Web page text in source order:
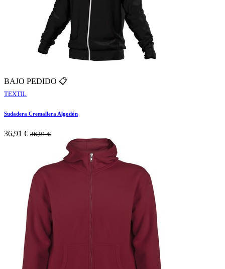
BAJO PEDIDO 📋
TEXTIL
Sudadera Cremallera Algodón
36,91 € 36,91€